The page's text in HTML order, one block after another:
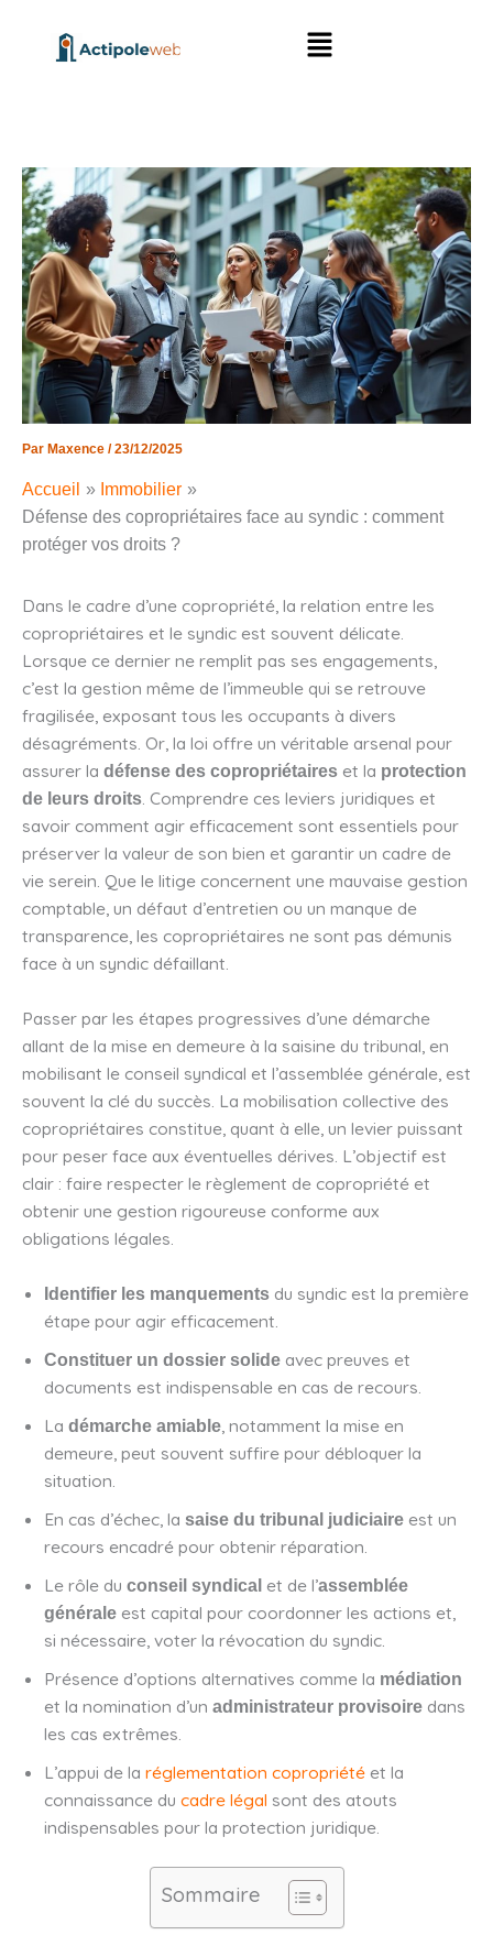
contenu
Menu
Par Maxence /23/12/2025
Accueil
Immobilier
Défense des copropriétaires face au syndic : comment
protéger vos droits ?
Dans le cadre d’une copropriété, la relation entre les
copropriétaires et le syndic est souvent délicate.
Lorsque ce dernier ne remplit pas ses engagements,
c’est la gestion même de l’immeuble qui se retrouve
fragilisée, exposant tous les occupants à divers
désagréments. Or, la loi offre un véritable arsenal pour
assurer la défense des copropriétaires et la protection
de leurs droits. Comprendre ces leviers juridiques et
savoir comment agir efficacement sont essentiels pour
préserver la valeur de son bien et garantir un cadre de
vie serein. Que le litige concernent une mauvaise gestion
comptable, un défaut d’entretien ou un manque de
transparence, les copropriétaires ne sont pas démunis
face à un syndic défaillant.
Passer par les étapes progressives d’une démarche
allant de la mise en demeure à la saisine du tribunal, en
mobilisant le conseil syndical et l’assemblée générale, est
souvent la clé du succès. La mobilisation collective des
copropriétaires constitue, quant à elle, un levier puissant
pour peser face aux éventuelles dérives. L’objectif est
clair : faire respecter le règlement de copropriété et
obtenir une gestion rigoureuse conforme aux
obligations légales.
Identifier les manquements du syndic est la première
étape pour agir efficacement.
Constituer un dossier solide avec preuves et
documents est indispensable en cas de recours.
La démarche amiable , notamment la mise en
demeure, peut souvent suffire pour débloquer la
situation.
En cas d’échec, la saise du tribunal judiciaire est un
recours encadré pour obtenir réparation.
Le rôle du conseil syndical et de l’assemblée
générale est capital pour coordonner les actions et,
si nécessaire, voter la révocation du syndic.
Présence d’options alternatives comme la médiation
et la nomination d’un administrateur provisoire dans
les cas extrêmes.
L’appui de la réglementation copropriété et la
connaissance du cadre légal sont des atouts
indispensables pour la protection juridique.
Sommaire